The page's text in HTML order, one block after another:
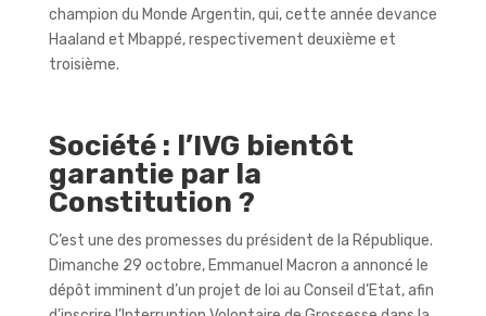
champion du Monde Argentin, qui, cette année devance
Haaland et Mbappé, respectivement deuxième et
troisième.
Société : l’IVG bientôt
garantie par la
Constitution ?
C’est une des promesses du président de la République.
Dimanche 29 octobre, Emmanuel Macron a annoncé le
dépôt imminent d’un projet de loi au Conseil d’Etat, afin